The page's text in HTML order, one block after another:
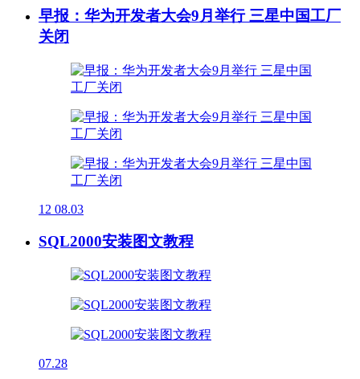
早报：华为开发者大会9月举行 三星中国工厂
关闭
12 08.03
SQL2000安装图文教程
07.28